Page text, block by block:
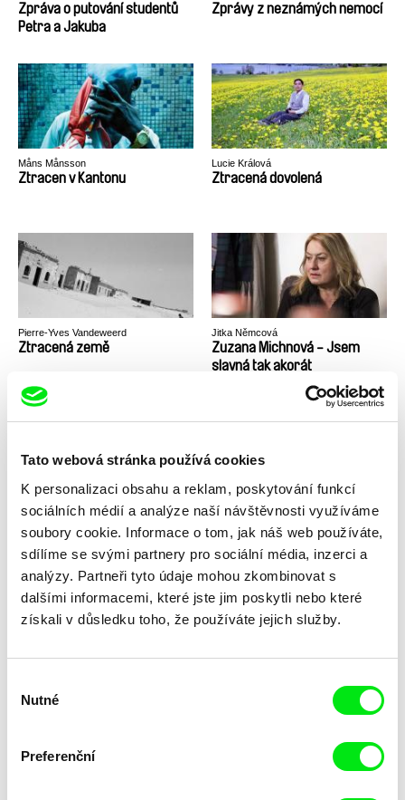
Tato webová stránka používá cookies
K personalizaci obsahu a reklam, poskytování funkcí
sociálních médií a analýze naší návštěvnosti využíváme
soubory cookie. Informace o tom, jak náš web používáte,
sdílíme se svými partnery pro sociální média, inzerci a
analýzy. Partneři tyto údaje mohou zkombinovat s
dalšími informacemi, které jste jim poskytli nebo které
získali v důsledku toho, že používáte jejich služby.
souhlasu
Nutné
Preferenční
Zpráva o putování studentů
Petra a Jakuba
Zprávy z neznámých nemocí
Måns Månsson
Ztracen v Kantonu
Lucie Králová
Ztracená dovolená
Pierre-Yves Vandeweerd
Ztracená země
Jitka Němcová
Zuzana Michnová - Jsem
slavná tak akorát
Zvicra Zvíře stále žije